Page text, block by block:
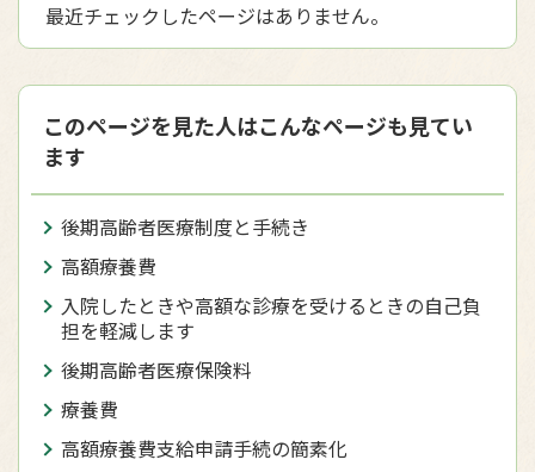
最近チェックしたページはありません。
このページを見た人はこんなページも見てい
ます
後期高齢者医療制度と手続き
高額療養費
入院したときや高額な診療を受けるときの自己負
担を軽減します
後期高齢者医療保険料
療養費
高額療養費支給申請手続の簡素化